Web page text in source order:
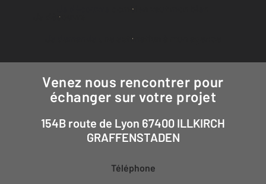
Je découvre
Je découvre combien vaut mon bien
Je demande une estimation à mon agence
Venez nous rencontrer pour
échanger sur votre projet
154B route de Lyon 67400 ILLKIRCH
GRAFFENSTADEN
Téléphone